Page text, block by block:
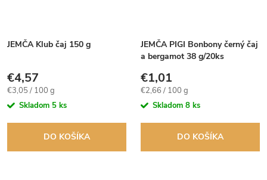
JEMČA Klub čaj 150 g
€4,57
Jednotková
cena:
€3,05 / 100 g
Skladom 5 ks
DO KOŠÍKA
JEMČA PIGI Bonbony černý čaj
a bergamot 38 g/20ks
€1,01
Jednotková
cena:
€2,66 / 100 g
Skladom 8 ks
DO KOŠÍKA